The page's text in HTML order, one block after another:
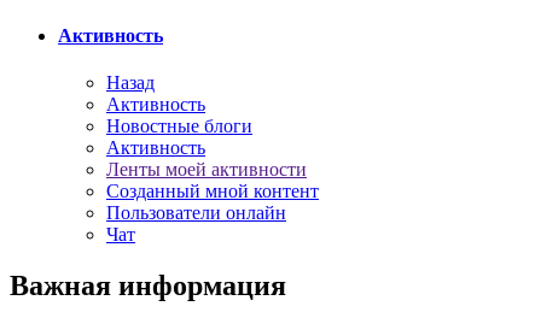
Активность
Назад
Активность
Новостные блоги
Активность
Ленты моей активности
Созданный мной контент
Пользователи онлайн
Чат
Важная информация